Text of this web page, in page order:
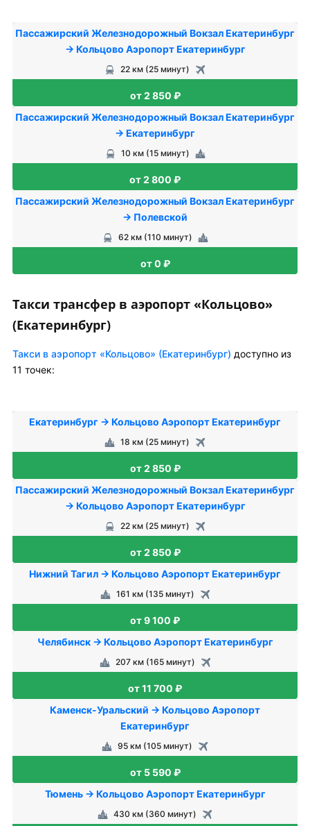
Пассажирский Железнодорожный Вокзал Екатеринбург
→ Кольцово Аэропорт Екатеринбург
22 км (25 минут)
от 2 850 ₽
Пассажирский Железнодорожный Вокзал Екатеринбург
→ Екатеринбург
10 км (15 минут)
от 2 800 ₽
Пассажирский Железнодорожный Вокзал Екатеринбург
→ Полевской
62 км (110 минут)
от 0 ₽
Такси трансфер в аэропорт «Кольцово»
(Екатеринбург)
Такси в аэропорт «Кольцово» (Екатеринбург) доступно из
11 точек:
Екатеринбург → Кольцово Аэропорт Екатеринбург
18 км (25 минут)
от 2 850 ₽
Пассажирский Железнодорожный Вокзал Екатеринбург
→ Кольцово Аэропорт Екатеринбург
22 км (25 минут)
от 2 850 ₽
Нижний Тагил → Кольцово Аэропорт Екатеринбург
161 км (135 минут)
от 9 100 ₽
Челябинск → Кольцово Аэропорт Екатеринбург
207 км (165 минут)
от 11 700 ₽
Каменск-Уральский → Кольцово Аэропорт
Екатеринбург
95 км (105 минут)
от 5 590 ₽
Тюмень → Кольцово Аэропорт Екатеринбург
430 км (360 минут)